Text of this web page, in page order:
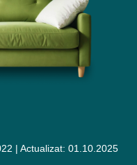
| Actualizat: 01.10.2025